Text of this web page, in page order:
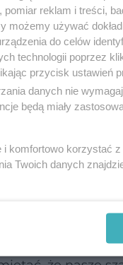
na które mamy
reklam i treści,
możemy używać
do celów
technologii poprzez
przycisk ustawień
danych nie
będą miały
i komfortowo korzystać
Twoich danych